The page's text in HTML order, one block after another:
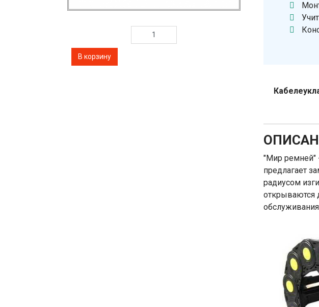
"Мир ремней"
предлагает
радиусом
открываются